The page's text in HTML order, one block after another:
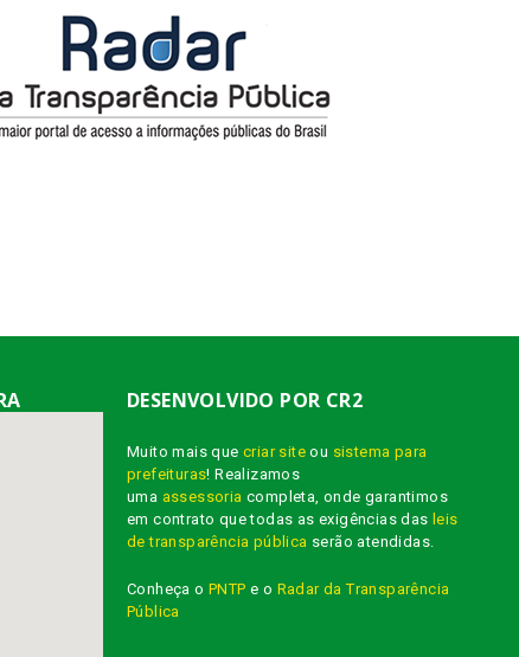
DESENVOLVIDO POR CR2
Muito mais quecriar site ou sistema para
prefeituras! Realizamos
uma assessoria completa, onde garantimos
em contrato que todas as exigências das leis
de transparência pública serão atendidas.
Conheça oPNTP e o Radar da Transparência
Pública